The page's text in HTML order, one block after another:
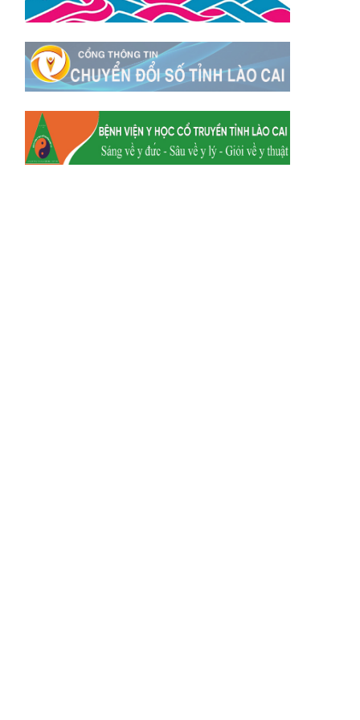
Xã Tằng Loỏng
Xã Gia Phú
Xã Mường
Hum
Xã Dền Sáng
Xã Trịnh Tường
Xã Nậm Chày
Xã Bản Xèo
Xã Bát Xát